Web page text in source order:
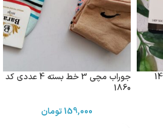
جوراب مچی 3 خط بسته 4 عددی کد
1860
159,000تومان